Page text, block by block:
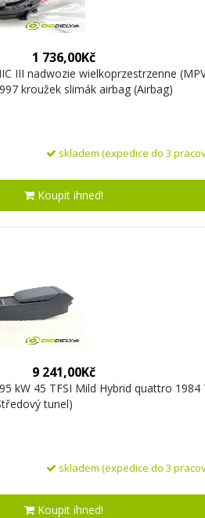
1 736,00Kč
III nadwozie wielkoprzestrzenne
kroužek slimák airbag (Airbag)
skladem (expedice do 3
Koupit ihned!
9 241,00Kč
kW 45 TFSI Mild Hybrid quattro 1984
tunel)
skladem (expedice do 3
Koupit ihned!